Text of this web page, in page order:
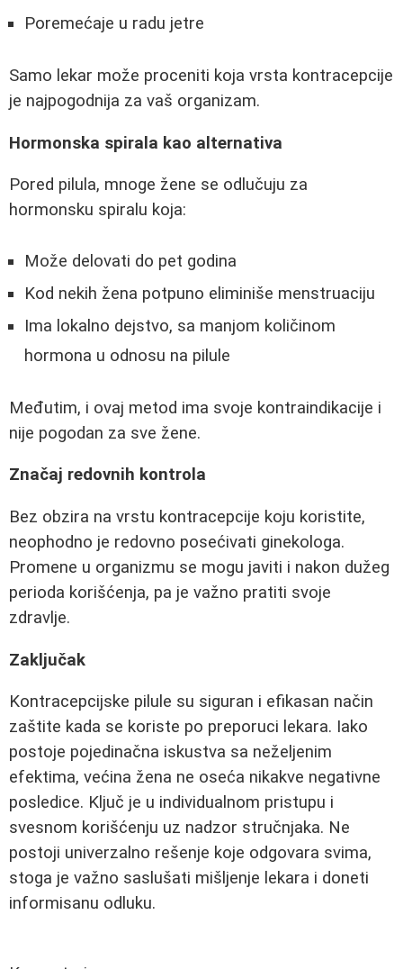
Poremećaje u radu jetre
Samo lekar može proceniti koja vrsta kontracepcije
je najpogodnija za vaš organizam.
Hormonska spirala kao alternativa
Pored pilula, mnoge žene se odlučuju za
hormonsku spiralu koja:
Može delovati do pet godina
Kod nekih žena potpuno eliminiše menstruaciju
Ima lokalno dejstvo, sa manjom količinom
hormona u odnosu na pilule
Međutim, i ovaj metod ima svoje kontraindikacije i
nije pogodan za sve žene.
Značaj redovnih kontrola
Bez obzira na vrstu kontracepcije koju koristite,
neophodno je redovno posećivati ginekologa.
Promene u organizmu se mogu javiti i nakon dužeg
perioda korišćenja, pa je važno pratiti svoje
zdravlje.
Zaključak
Kontracepcijske pilule su siguran i efikasan način
zaštite kada se koriste po preporuci lekara. Iako
postoje pojedinačna iskustva sa neželjenim
efektima, većina žena ne oseća nikakve negativne
posledice. Ključ je u individualnom pristupu i
svesnom korišćenju uz nadzor stručnjaka. Ne
postoji univerzalno rešenje koje odgovara svima,
stoga je važno saslušati mišljenje lekara i doneti
informisanu odluku.